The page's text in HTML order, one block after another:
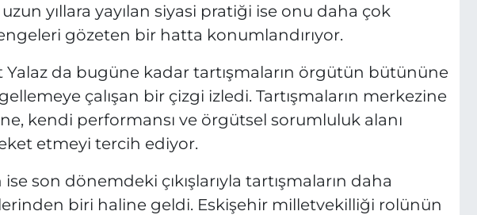
yıllara yayılan siyasi pratiği ise onu daha çok
gözeten bir hatta konumlandırıyor.
Yalaz da bugüne kadar tartışmaların örgütün bütününe
çalışan bir çizgi izledi. Tartışmaların merkezine
kendi performansı ve örgütsel sorumluluk alanı
etmeyi tercih ediyor.
son dönemdeki çıkışlarıyla tartışmaların daha
biri haline geldi. Eskişehir milletvekilliği rolünün